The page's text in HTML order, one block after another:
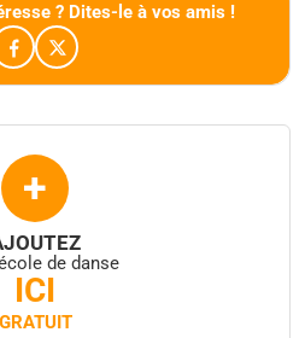
? Dites-le à vos amis !
+
de danse
ICI
GRATUIT